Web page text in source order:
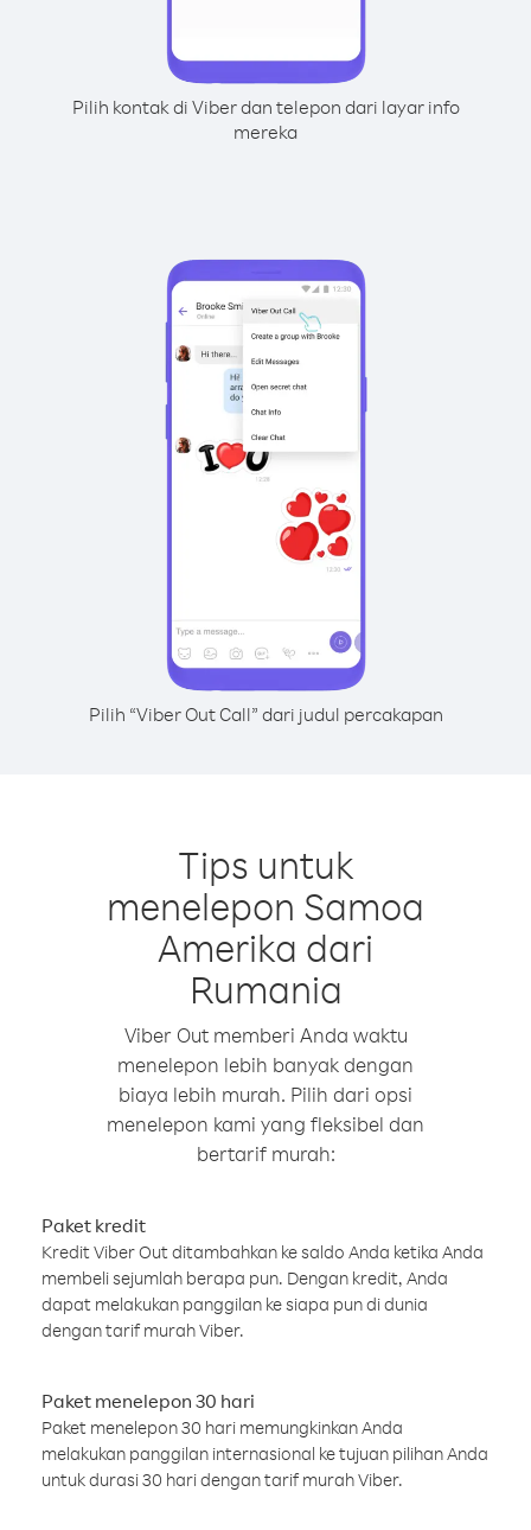
Pilih kontak di Viber dan telepon dari layar info
mereka
Pilih “Viber Out Call” dari judul percakapan
Tips untuk
menelepon Samoa
Amerika dari
Rumania
Viber Out memberi Anda waktu
menelepon lebih banyak dengan
biaya lebih murah. Pilih dari opsi
menelepon kami yang fleksibel dan
bertarif murah:
Paket kredit
Kredit Viber Out ditambahkan ke saldo Anda ketika Anda
membeli sejumlah berapa pun. Dengan kredit, Anda
dapat melakukan panggilan ke siapa pun di dunia
dengan tarif murah Viber.
Paket menelepon 30 hari
Paket menelepon 30 hari memungkinkan Anda
melakukan panggilan internasional ke tujuan pilihan Anda
untuk durasi 30 hari dengan tarif murah Viber.